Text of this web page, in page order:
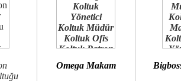
incelemenizi öneririz.
özgün ofis ortamına kavuşabilirsiniz.
Omega Makam